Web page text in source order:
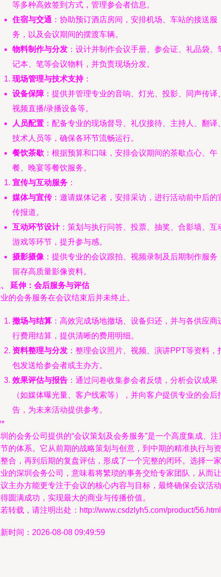
等多种高效签到方式，管理参会者信息。
住宿与交通 ：协助预订酒店房间，安排机场、车站的接送服
务，以及会议期间的摆渡车辆。
物料制作与分发 ：设计并制作会议手册、参会证、礼品袋、
记本、笔等会议物料，并负责现场分发。
现场管理与技术支持：
设备保障：提供并管理专业的音响、灯光、投影、同声传译
视频直播/录播设备等。
人员配置 ：配备专业的现场督导、礼仪接待、主持人、翻译
技术人员等，确保各环节流畅运行。
餐饮茶歇 ：根据预算和口味，安排会议期间的茶歇点心、午
餐、晚宴等餐饮服务。
宣传与互动服务 ：
媒体与宣传：邀请媒体记者，安排采访，进行活动前中后的
传报道。
互动环节设计：策划与执行问答、投票、抽奖、合影墙、互
游戏等环节，提升参与感。
摄影摄像 ：提供专业的会议跟拍、视频录制及后期制作服务
留存高质量影像资料。
延伸：会后服务与评估
的会务服务在会议结束后并未终止。
撤场与结算 ：高效完成场地撤场、设备归还，并与各供应商
行费用结算，提供清晰的费用明细。
资料整理与分发 ：整理会议照片、视频、演讲PPT等资料，
包发送给参会者或主办方。
效果评估与报告 ：通过问卷收集参会者反馈，分析会议成果
（如媒体曝光量、客户线索等），并向客户提供专业的会后
告，为未来活动提供参考。
的会务公司提供的“会议策划及会务服务”是一个高度集成、注
的体系。它从前期的战略策划与创意，到中期的精准执行与资
合，再到后期的复盘评估，形成了一个完整的闭环。选择一家
的深圳会务公司，意味着将繁琐的事务交给专家团队，从而让
主办方能更专注于会议的核心内容与目标，最终确保会议活动
圆满成功，实现最大的商业与传播价值。
转载，请注明出处：http://www.csdzlyh5.com/product/56.html
时间：2026-08-08 09:49:59